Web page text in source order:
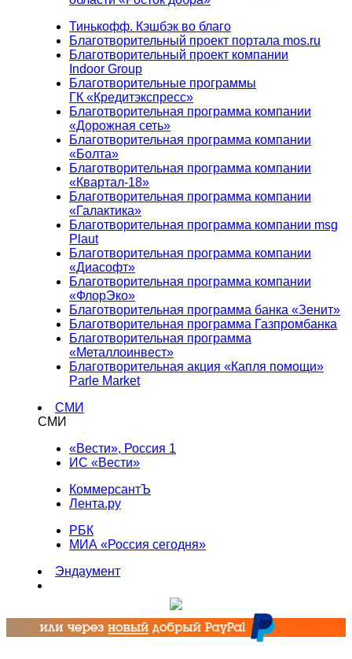
Тинькофф. Кэшбэк во благо
Благотворительный проект портала mos.ru
Благотворительный проект компании
Indoor Group
Благотворительные программы
ГК «Кредитэкспресс»
Благотворительная программа компании
«Дорожная сеть»
Благотворительная программа компании
«Болта»
Благотворительная программа компании
«Квартал-18»
Благотворительная программа компании
«Галактика»
Благотворительная программа компании msg
Plaut
Благотворительная программа компании
«Диасофт»
Благотворительная программа компании
«ФлорЭко»
Благотворительная программа банка «Зенит»
Благотворительная программа Газпромбанка
Благотворительная программа
«Металлоинвест»
Благотворительная акция «Капля помощи»
Parle Market
СМИ
СМИ
«Вести», Россия 1
ИС «Вести»
КоммерсантЪ
Лента.ру
РБК
МИА «Россия сегодня»
Эндаумент